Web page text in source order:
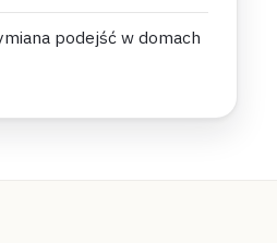
podejść w domach